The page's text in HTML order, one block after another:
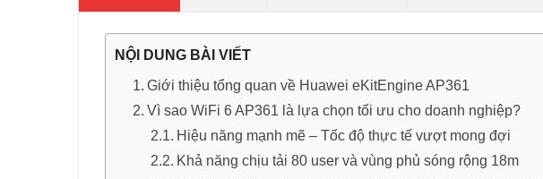
Gbps,
số
lượng
NỘI DUNG BÀI VIẾT
Giới thiệu tổng quan về Huawei eKitEngine AP361
Vì sao WiFi 6 AP361 là lựa chọn tối ưu cho doanh nghiệp?
Hiệu năng mạnh mẽ – Tốc độ thực tế vượt mong đợi
Khả năng chịu tải 80 user và vùng phủ sóng rộng 18m